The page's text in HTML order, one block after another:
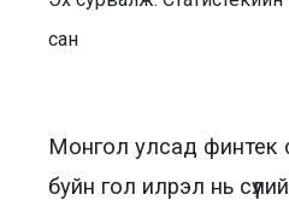
сан
Монгол улсад финтек
буйн гол илрэл нь